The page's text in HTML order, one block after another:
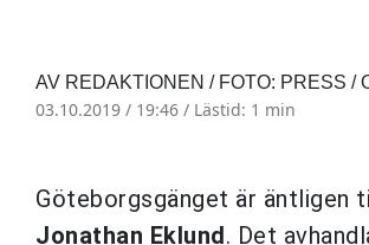
AV REDAKTIONEN / FOTO: PRESS /
03.10.2019 / 19:46 / Lästid: 1 min
Göteborgsgänget är äntligen
Jonathan Eklund. Det